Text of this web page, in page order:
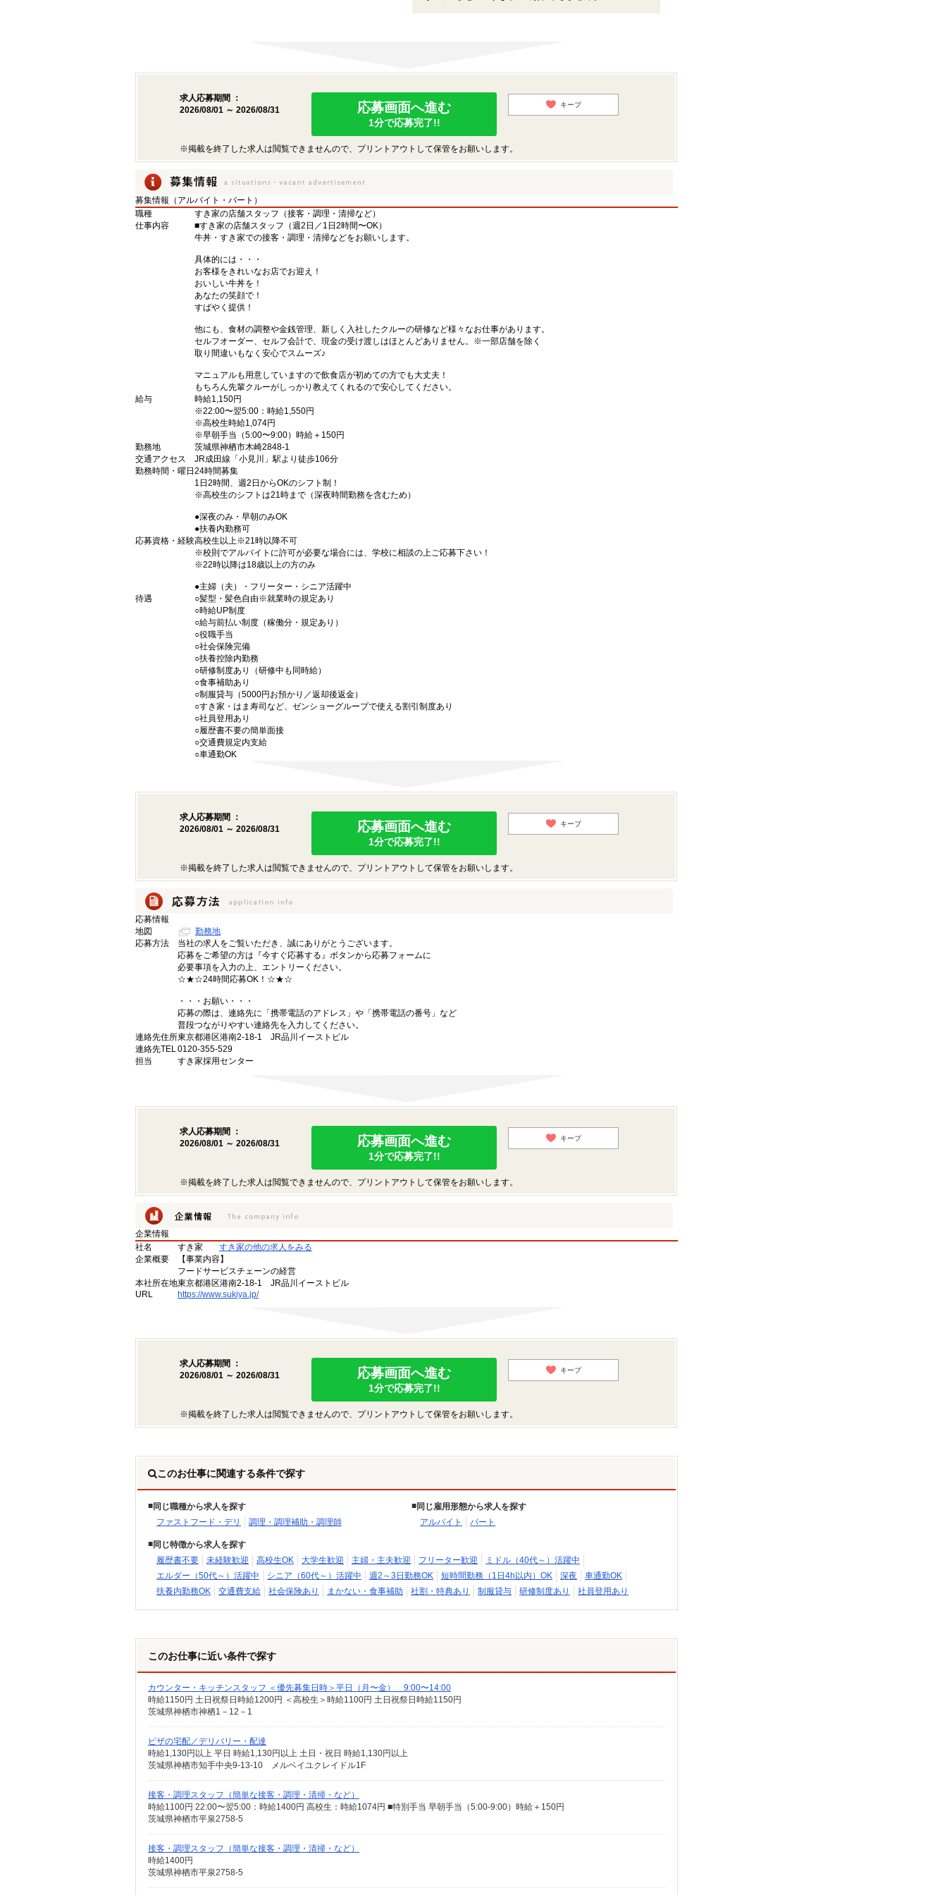
求人応募期間 ：
2026/08/01 ～ 2026/08/31
応募画面へ進む
1分で応募完了!!
キープ
※掲載を終了した求人は閲覧できませんので、プリントアウトして保管をお願いします。
募集情報（アルバイト・パート）
職種
すき家の店舗スタッフ（接客・調理・清掃など）
仕事内容
■すき家の店舗スタッフ（週2日／1日2時間〜OK）
牛丼・すき家での接客・調理・清掃などをお願いします。
具体的には・・・
お客様をきれいなお店でお迎え！
おいしい牛丼を！
あなたの笑顔で！
すばやく提供！
他にも、食材の調整や金銭管理、新しく入社したクルーの研修など様々なお仕事があります。
セルフオーダー、セルフ会計で、現金の受け渡しはほとんどありません。※一部店舗を除く
取り間違いもなく安心でスムーズ♪
マニュアルも用意していますので飲食店が初めての方でも大丈夫！
もちろん先輩クルーがしっかり教えてくれるので安心してください。
給与
時給1,150円
※22:00〜翌5:00：時給1,550円
※高校生時給1,074円
※早朝手当（5:00〜9:00）時給＋150円
勤務地
茨城県神栖市木崎2848-1
交通アクセス
JR成田線「小見川」駅より徒歩106分
勤務時間・曜日 24時間募集
1日2時間、週2日からOKのシフト制！
※高校生のシフトは21時まで（深夜時間勤務を含むため）
●深夜のみ・早朝のみOK
●扶養内勤務可
応募資格・経験高校生以上※21時以降不可
※校則でアルバイトに許可が必要な場合には、学校に相談の上ご応募下さい！
※22時以降は18歳以上の方のみ
●主婦（夫）・フリーター・シニア活躍中
待遇
○髪型・髪色自由※就業時の規定あり
○時給UP制度
○給与前払い制度（稼働分・規定あり）
○役職手当
○社会保険完備
○扶養控除内勤務
○研修制度あり（研修中も同時給）
○食事補助あり
○制服貸与（5000円お預かり／返却後返金）
○すき家・はま寿司など、ゼンショーグループで使える割引制度あり
○社員登用あり
○履歴書不要の簡単面接
○交通費規定内支給
○車通勤OK
求人応募期間 ：
2026/08/01 ～ 2026/08/31
応募画面へ進む
1分で応募完了!!
キープ
※掲載を終了した求人は閲覧できませんので、プリントアウトして保管をお願いします。
応募情報
地図
勤務地
応募方法
当社の求人をご覧いただき、誠にありがとうございます。
応募をご希望の方は『今すぐ応募する』ボタンから応募フォームに
必要事項を入力の上、エントリーください。
☆★☆24時間応募OK！☆★☆
・・・お願い・・・
応募の際は、連絡先に「携帯電話のアドレス」や「携帯電話の番号」など
普段つながりやすい連絡先を入力してください。
連絡先住所東京都港区港南2-18-1 JR品川イーストビル
連絡先TEL0120-355-529
担当
すき家採用センター
求人応募期間 ：
2026/08/01 ～ 2026/08/31
応募画面へ進む
1分で応募完了!!
キープ
※掲載を終了した求人は閲覧できませんので、プリントアウトして保管をお願いします。
企業情報
社名
すき家
すき家の他の求人をみる
企業概要
【事業内容】
フードサービスチェーンの経営
本社所在地東京都港区港南2-18-1 JR品川イーストビル
URL
https://www.sukiya.jp/
求人応募期間 ：
2026/08/01 ～ 2026/08/31
応募画面へ進む
1分で応募完了!!
キープ
※掲載を終了した求人は閲覧できませんので、プリントアウトして保管をお願いします。
このお仕事に関連する条件で探す
同じ職種から求人を探す
ファストフード・デリ
調理・調理補助・調理師
同じ雇用形態から求人を探す
アルバイト
パート
同じ特徴から求人を探す
履歴書不要
未経験歓迎 高校生OK 大学生歓迎 主婦・主夫歓迎 フリーター歓迎
ミドル（40代～）活躍中
エルダー（50代～）活躍中
シニア（60代～）活躍中 週2～3日勤務OK 短時間勤務（1日4h以内）OK 深夜
車通勤OK
扶養内勤務OK
交通費支給 社会保険あり まかない・食事補助 社割・特典あり 制服貸与 研修制度あり 社員登用あり
このお仕事に近い条件で探す
カウンター・キッチンスタッフ ＜優先募集日時＞平日（月〜金） 9:00〜14:00
時給1150円 土日祝祭日時給1200円 ＜高校生＞時給1100円 土日祝祭日時給1150円
茨城県神栖市神栖1－12－1
ピザの宅配／デリバリー・配達
時給1,130円以上 平日 時給1,130円以上 土日・祝日 時給1,130円以上
茨城県神栖市知手中央9-13-10 メルベイユクレイドル1F
接客・調理スタッフ（簡単な接客・調理・清掃・など）
時給1100円 22:00〜翌5:00：時給1400円 高校生：時給1074円 ■特別手当 早朝手当（5:00-9:00）時給＋150円
茨城県神栖市平泉2758-5
接客・調理スタッフ（簡単な接客・調理・清掃・など）
時給1400円
茨城県神栖市平泉2758-5